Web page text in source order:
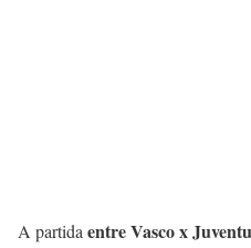
A partida entre Vasco x